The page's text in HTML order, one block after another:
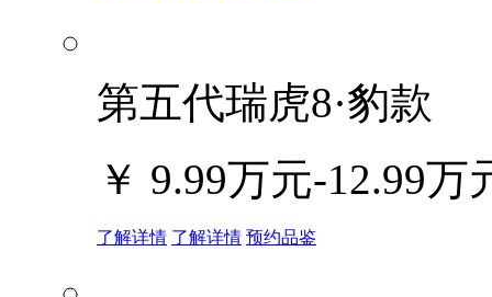
第五代瑞虎8·豹款
￥ 9.99万元-12.99万
了解详情 了解详情 预约品鉴